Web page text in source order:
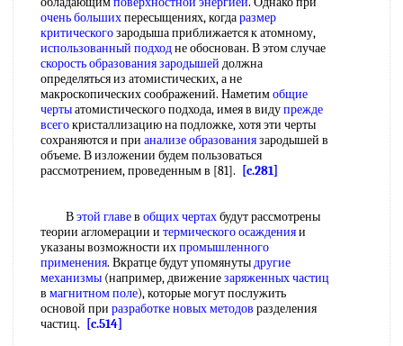
очень большихпересыщениях, когдаразмер
критическогозародыша приближается к атомному,
использованный подходне обоснован. В этом случае
скорость образования зародышей должна
определяться из атомистических, а не
макроскопических соображений. Наметимобщие
чертыатомистического подхода, имея в видупрежде
всегокристаллизацию на подложке, хотя эти черты
сохраняются и при анализе образованиязародышей в
объеме. В изложении будем пользоваться
рассмотрением, проведенным в [81].
[c.281]
Вэтой главев общих чертахбудут рассмотрены
теории агломерации и термического осажденияи
указаны возможности ихпромышленного
применения. Вкратце будут упомянутыдругие
механизмы (например, движениезаряженных частиц
в магнитном поле), которые могут послужить
основой при разработке новых методов разделения
частиц.
[c.514]